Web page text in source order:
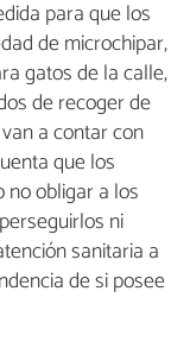
para que los
de microchipar,
gatos de la calle,
de recoger de
a contar con
que los
obligar a los
ni
sanitaria a
de si posee